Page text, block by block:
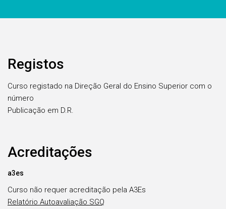
Registos
Curso registado na Direção Geral do Ensino Superior com o
número
Publicação em D.R.
Acreditações
a3es
Curso não requer acreditação pela A3Es
Relatório Autoavaliação SGQ